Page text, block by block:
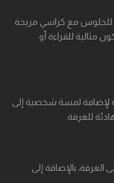
للجلوس مع كراسي مريحة
مثالية للقراءة أو
لإضافة لمسة شخصية إلى
للغرفة.
الغرفة، بالإضافة إلى